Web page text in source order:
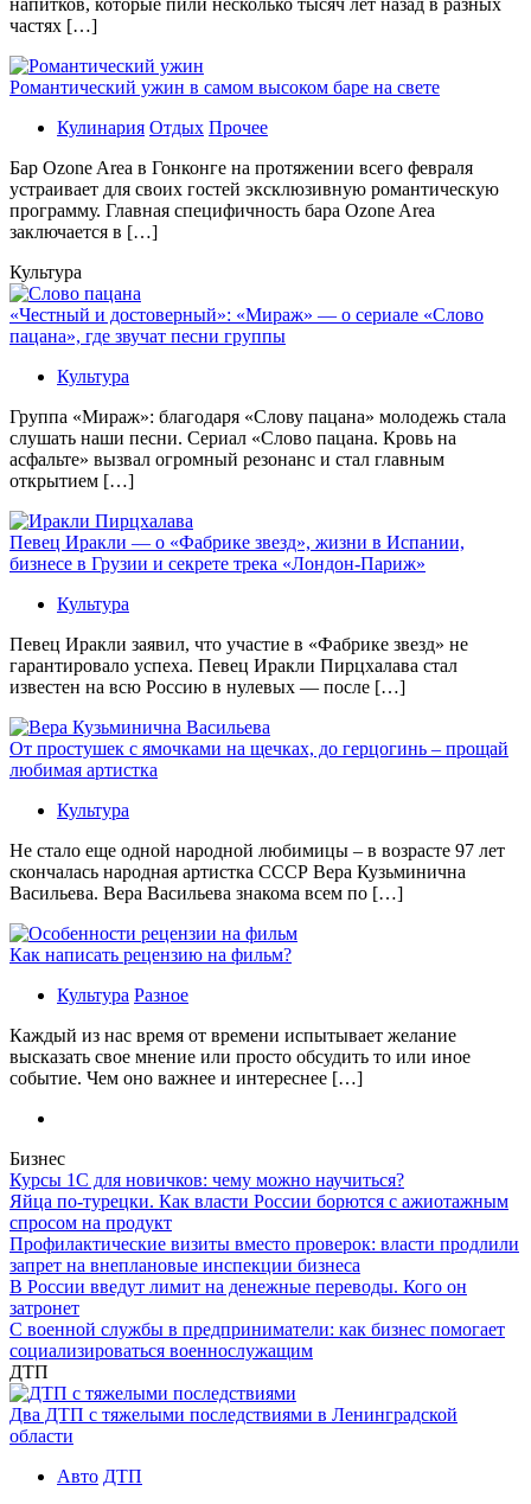
частях […]
Романтический ужин в самом высоком баре на свете
Кулинария Отдых Прочее
Бaр Ozone Area в Гонконге на протяжении всего февраля
устраивает для своих гостей эксклюзивную романтическую
программу. Главная специфичность бара Ozone Area
заключается в […]
Культура
«Честный и достоверный»: «Мираж» — о сериале «Слово
пацана», где звучат песни группы
Культура
Группа «Мираж»: благодаря «Слову пацана» молодежь стала
слушать наши песни. Сериал «Слово пацана. Кровь на
асфальте» вызвал огромный резонанс и стал главным
открытием […]
Певец Иракли — о «Фабрике звезд», жизни в Испании,
бизнесе в Грузии и секрете трека «Лондон-Париж»
Культура
Певец Иракли заявил, что участие в «Фабрике звезд» не
гарантировало успеха. Певец Иракли Пирцхалава стал
известен на всю Россию в нулевых — после […]
От простушек с ямочками на щечках, до герцогинь – прощай
любимая артистка
Культура
Не стало еще одной народной любимицы – в возрасте 97 лет
скончалась народная артистка СССР Вера Кузьминична
Васильева. Вера Васильева знакома всем по […]
Как написать рецензию на фильм?
Культура Разное
Каждый из нас время от времени испытывает желание
высказать свое мнение или просто обсудить то или иное
событие. Чем оно важнее и интереснее […]
Бизнес
Курсы 1С для новичков: чему можно научиться?
Яйца по-турецки. Как власти России борются с ажиотажным
спросом на продукт
Профилактические визиты вместо проверок: власти продлили
запрет на внеплановые инспекции бизнеса
В России введут лимит на денежные переводы. Кого он
затронет
С военной службы в предприниматели: как бизнес помогает
социализироваться военнослужащим
ДТП
Два ДТП с тяжелыми последствиями в Ленинградской
области
Авто ДТП